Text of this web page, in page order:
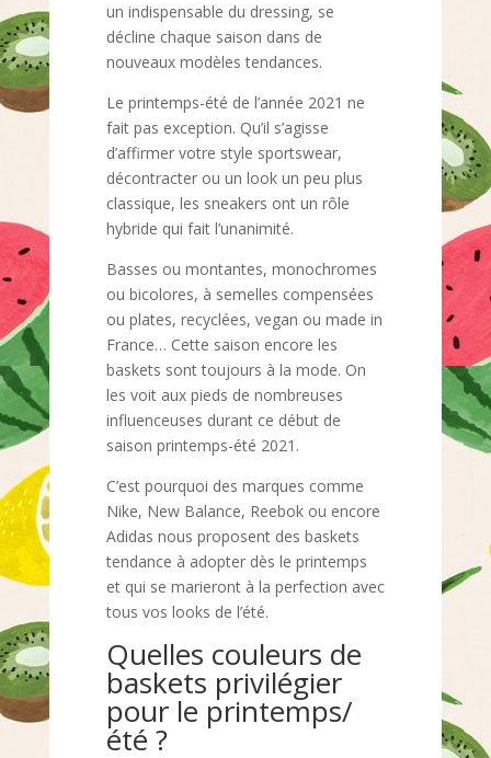
un indispensable du dressing, se
décline chaque saison dans de
nouveaux modèles tendances.
Le printemps-été de l’année 2021 ne
fait pas exception. Qu’il s’agisse
d’affirmer votre style sportswear,
décontracter ou un look un peu plus
classique, les sneakers ont un rôle
hybride qui fait l’unanimité.
Basses ou montantes, monochromes
ou bicolores, à semelles compensées
ou plates, recyclées, vegan ou made in
France… Cette saison encore les
baskets sont toujours à la mode. On
les voit aux pieds de nombreuses
influenceuses durant ce début de
saison printemps-été 2021.
C’est pourquoi des marques comme
Nike, New Balance, Reebok ou encore
Adidas nous proposent des baskets
tendance à adopter dès le printemps
et qui se marieront à la perfection avec
tous vos looks de l’été.
Quelles couleurs de
baskets privilégier
pour le printemps/
été ?